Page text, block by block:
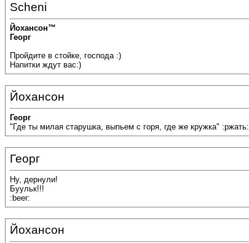
Scheni
Йохансон™
Георг
Пройдите в стойке, господа :)
Напитки ждут вас:)
Йохансон
Георг
"Где ты милая старушка, выпьем с горя, где же кружка" :ржать:
Георг
Ну, дернули!
Буульк!!!
:beer:
Йохансон